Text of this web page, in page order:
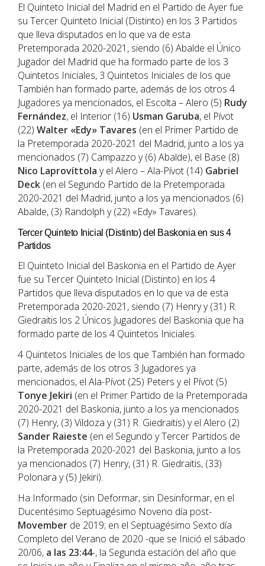
El Quinteto Inicial del Madrid en el Partido de Ayer fue
su Tercer Quinteto Inicial (Distinto) en los 3 Partidos
que lleva disputados en lo que va de esta
Pretemporada 2020-2021, siendo (6) Abalde el Único
Jugador del Madrid que ha formado parte de los 3
Quintetos Iniciales, 3 Quintetos Iniciales de los que
También han formado parte, además de los otros 4
Jugadores ya mencionados, el Escolta – Alero (5) Rudy
Fernández, el Interior (16) Usman Garuba, el Pívot
(22) Walter «Edy» Tavares (en el Primer Partido de
la Pretemporada 2020-2021 del Madrid, junto a los ya
mencionados (7) Campazzo y (6) Abalde), el Base (8)
Nico Laprovíttola y el Alero – Ala-Pívot (14) Gabriel
Deck (en el Segundo Partido de la Pretemporada
2020-2021 del Madrid, junto a los ya mencionados (6)
Abalde, (3) Randolph y (22) «Edy» Tavares).
Tercer Quinteto Inicial (Distinto) del Baskonia en sus 4
Partidos
El Quinteto Inicial del Baskonia en el Partido de Ayer
fue su Tercer Quinteto Inicial (Distinto) en los 4
Partidos que lleva disputados en lo que va de esta
Pretemporada 2020-2021, siendo (7) Henry y (31) R.
Giedraitis los 2 Únicos Jugadores del Baskonia que ha
formado parte de los 4 Quintetos Iniciales.
4 Quintetos Iniciales de los que También han formado
parte, además de los otros 3 Jugadores ya
mencionados, el Ala-Pívot (25) Peters y el Pívot (5)
Tonye Jekiri (en el Primer Partido de la Pretemporada
2020-2021 del Baskonia, junto a los ya mencionados
(7) Henry, (3) Vildoza y (31) R. Giedraitis) y el Alero (2)
Sander Raieste (en el Segundo y Tercer Partidos de
la Pretemporada 2020-2021 del Baskonia, junto a los
ya mencionados (7) Henry, (31) R. Giedraitis, (33)
Polonara y (5) Jekiri).
Ha Informado (sin Deformar, sin Desinformar, en el
Ducentésimo Septuagésimo Noveno día post-
Movember de 2019; en el Septuagésimo Sexto día
Completo del Verano de 2020 -que se Inició el sábado
20/06, a las 23:44-, la Segunda estación del año que